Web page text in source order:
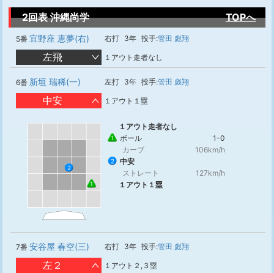
2回表 沖縄尚学 TOPへ
5番 宜野座 恵夢(右) 右打 3年 投手:管田 彪翔
左飛 １アウト走者なし
6番 新垣 瑞稀(一) 左打 3年 投手:管田 彪翔
中安 １アウト１塁
1
2
１アウト走者なし
1 ボール
1-0
カーブ
106km/h
2
中安
ストレート
127km/h
１アウト１塁
7番 安谷屋 春空(三) 右打 3年 投手:管田 彪翔
左２ １アウト２,３塁